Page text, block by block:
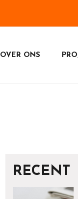
OVER ONS
RECENT